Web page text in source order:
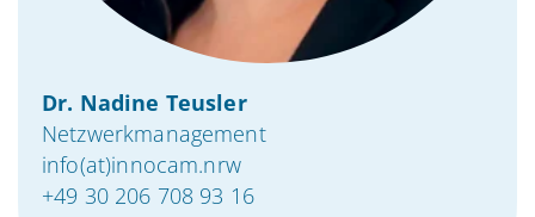
Dr. Nadine Teusler
Netzwerkmanagement
info(at)innocam.nrw
+49 30 206 708 93 16